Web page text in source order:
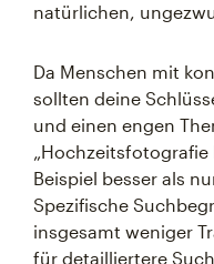
natürlichen,
Da Menschen mit
sollten deine
und einen engen
Beispiel besser als
Spezifische
insgesamt weniger
für detailliertere